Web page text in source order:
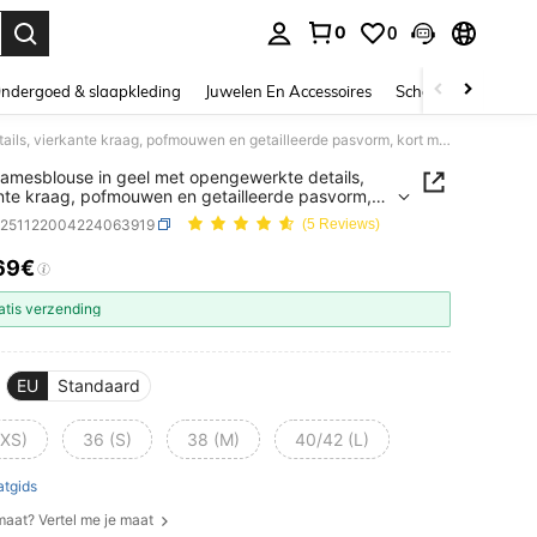
0 0
& slaapkleding Juwelen En Accessoires Schoonheid &
Flirla Damesblouse in geel met opengewerkte details, vierkante kraag, pofmouwen en getailleerde pasvorm, kort model met knoopjes. Elegant, lief en casual, geschikt voor lente-/zomervakantie, strand,デート, dagelijks gebruik.
in geel met opengewerkte details,
kraag, pofmouwen en getailleerde pasvorm,
met knoopjes. Elegant, lief en casual,
voor lente-/zomervakantie, strand,デート,
gebruik.
(5 Reviews)
AND AVAILABILITY
verzending
EU Standaard
36 (S) 38 (M) 40/42 (L)
Vertel me je maat